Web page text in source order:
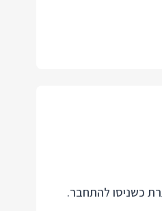
כשניסו להתחבר.